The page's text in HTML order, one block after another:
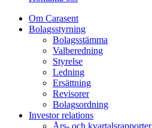
Om Carasent
Bolagsstyrning
Bolagsstämma
Valberedning
Styrelse
Ledning
Ersättning
Revisorer
Bolagsordning
Investor relations
Års- och kvartalsrapporter